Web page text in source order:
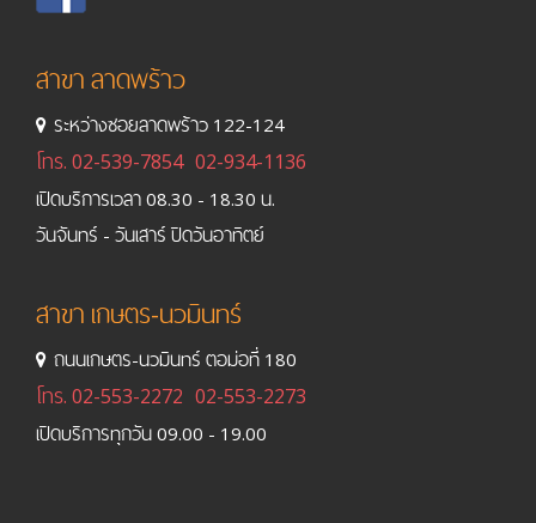
สาขา ลาดพร้าว
ระหว่างซอยลาดพร้าว 122-124
โทร. 02-539-7854 02-934-1136
เปิดบริการเวลา 08.30 - 18.30 น.
วันจันทร์ - วันเสาร์ ปิดวันอาทิตย์
สาขา เกษตร-นวมินทร์
ถนนเกษตร-นวมินทร์ ตอม่อที่ 180
โทร. 02-553-2272 02-553-2273
เปิดบริการทุกวัน 09.00 - 19.00